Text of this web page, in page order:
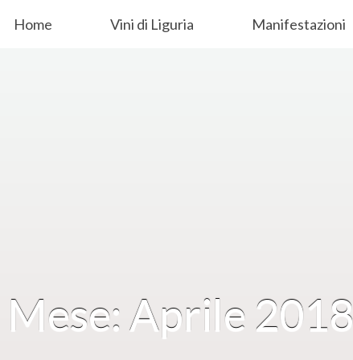
Home Vini di Liguria Manifestazioni
Mese: Aprile 2018